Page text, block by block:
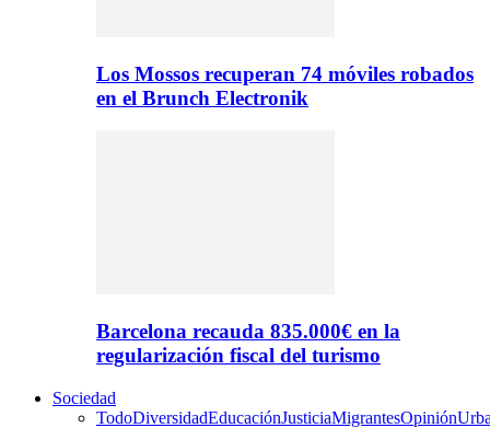
Los Mossos recuperan 74 móviles robados
en el Brunch Electronik
Barcelona recauda 835.000€ en la
regularización fiscal del turismo
Sociedad
TodoDiversidadEducaciónJusticiaMigrantesOpinión